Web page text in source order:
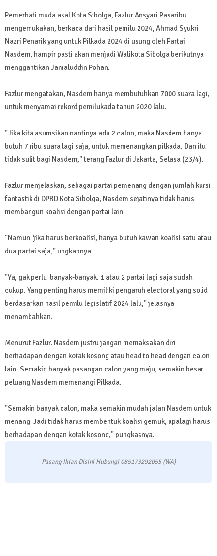
Pemerhati muda asal Kota Sibolga, Fazlur Ansyari Pasaribu
mengemukakan, berkaca dari hasil pemilu 2024, Ahmad Syukri
Nazri Penarik yang untuk Pilkada 2024 di usung oleh Partai
Nasdem, hampir pasti akan menjadi Walikota Sibolga berikutnya
menggantikan Jamaluddin Pohan.
Fazlur mengatakan, Nasdem hanya membutuhkan 7000 suara lagi,
untuk menyamai rekord pemilukada tahun 2020 lalu.
"Jika kita asumsikan nantinya ada 2 calon, maka Nasdem hanya
butuh 7 ribu suara lagi saja, untuk memenangkan pilkada. Dan itu
tidak sulit bagi Nasdem," terang Fazlur di Jakarta, Selasa (23/4).
Fazlur menjelaskan, sebagai partai pemenang dengan jumlah kursi
fantastik di DPRD Kota Sibolga, Nasdem sejatinya tidak harus
membangun koalisi dengan partai lain.
"Namun, jika harus berkoalisi, hanya butuh kawan koalisi satu atau
dua partai saja," ungkapnya.
"Ya, gak perlu banyak-banyak. 1 atau 2 partai lagi saja sudah
cukup. Yang penting harus memiliki pengaruh electoral yang solid
berdasarkan hasil pemilu legislatif 2024 lalu," jelasnya
menambahkan.
Menurut Fazlur. Nasdem justru jangan memaksakan diri
berhadapan dengan kotak kosong atau head to head dengan calon
lain. Semakin banyak pasangan calon yang maju, semakin besar
peluang Nasdem memenangi Pilkada.
"Semakin banyak calon, maka semakin mudah jalan Nasdem untuk
menang. Jadi tidak harus membentuk koalisi gemuk, apalagi harus
berhadapan dengan kotak kosong," pungkasnya.
Pasang Iklan Disini Hubungi 085173292055 (WA)